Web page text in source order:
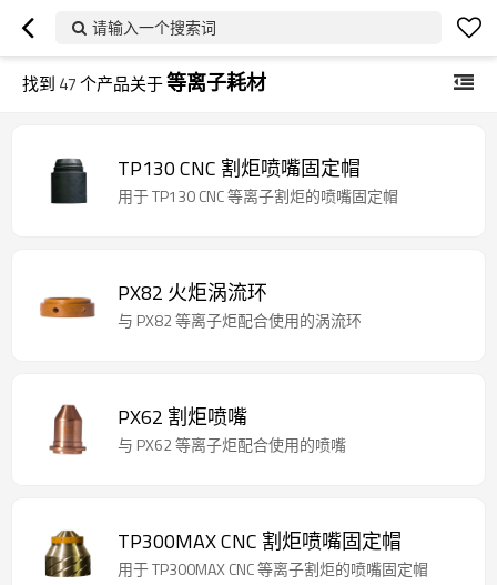
请输入一个搜索词
找到 47个产品关于等离子耗材
TP130 CNC 割炬喷嘴固定帽
用于 TP130 CNC 等离子割炬的喷嘴固定帽
PX82 火炬涡流环
与 PX82 等离子炬配合使用的涡流环
PX62 割炬喷嘴
与 PX62 等离子炬配合使用的喷嘴
TP300MAX CNC 割炬喷嘴固定帽
用于 TP300MAX CNC 等离子割炬的喷嘴固定帽